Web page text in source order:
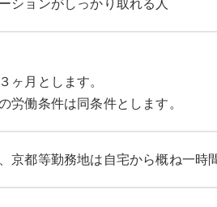
ションがしっかり取れる人
ヶ月とします。
労働条件は同条件とします。
京都等勤務地は自宅から概ね一時